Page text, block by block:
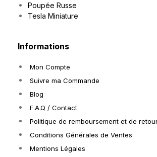
Poupée Russe
Tesla Miniature
Informations
Mon Compte
Suivre ma Commande
Blog
F.A.Q / Contact
Politique de remboursement et de
Conditions Générales de Ventes
Mentions Légales